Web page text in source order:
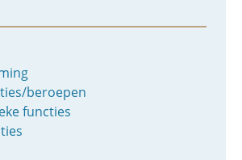
beroepen
functies